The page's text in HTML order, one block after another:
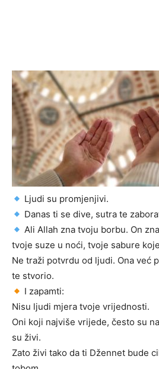
Ljudi su promjenjivi.
Danas ti se dive, sutra te
Ali Allah zna tvoju borbu. On
tvoje suze u noći, tvoje sabure
Ne traži potvrdu od ljudi. Ona već
te stvorio.
I zapamti:
Nisu ljudi mjera tvoje vrijednosti.
Oni koji najviše vrijede, često su
su živi.
Zato živi tako da ti Džennet bude